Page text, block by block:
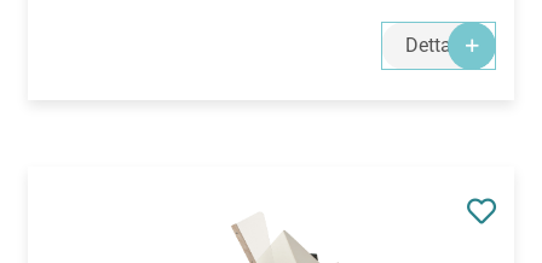
Dettagli